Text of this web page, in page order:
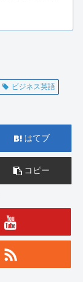
ビジネス英語
はてブ
コピー